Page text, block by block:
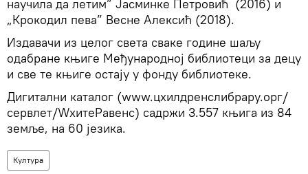
научила да летим” Јасминке Петровић (2016) и
„Крокодил пева” Весне Алексић (2018).
Издавачи из целог света сваке године шаљу
одабране књиге Међународној библиотеци за децу
и све те књиге остају у фонду библиотеке.
Дигитални каталог (www.цхилдренслибрарy.орг/
сервлет/WхитеРавенс) садржи 3.557 књига из 84
земље, на 60 језика.
Култура